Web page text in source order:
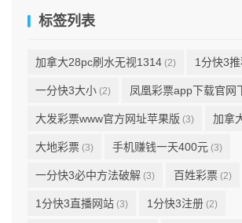
标签列表
加拿大28pc刷水无视1314 (2) 1分快3
一分快3大小 (2) 凤凰彩票app下载官网
大发彩票www官方网址苹果版 (3) 加拿
大地彩票 (3) 手机赚钱一天400元 (3)
一分快3必中方法破解 (3) 百姓彩票 (2)
1分快3直播网站 (3) 1分快3注册 (2)